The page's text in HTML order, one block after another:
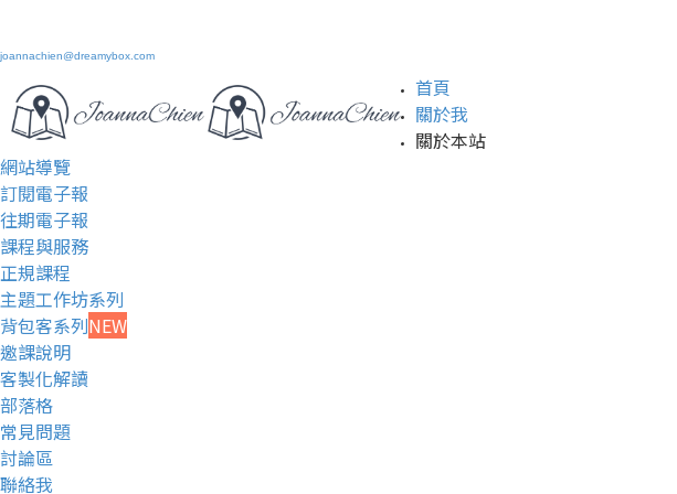
joannachien@dreamybox.com
首頁
關於我
關於本站
網站導覽
訂閱電子報
往期電子報
課程與服務
正規課程
主題工作坊系列
背包客系列NEW
邀課說明
客製化解讀
部落格
常見問題
討論區
聯絡我